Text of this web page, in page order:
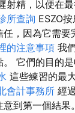
射精，以便在
所查詢 ESZO
任，因為它需
的注意事項 我
它們的目的
這些練習的最
會計事務所 經
到第一個結果